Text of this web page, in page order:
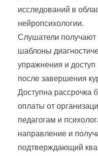
исследований в
нейропсихологии.
Слушатели получают
шаблоны
упражнения и
после завершения
Доступна рассрочка
оплаты от
педагогам и
направление и
подтверждающий